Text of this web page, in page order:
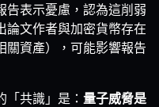
告表示憂慮，認為這削弱
論文作者與加密貨幣存在
關資產），可能影響報告
共識」是： 量子威脅是